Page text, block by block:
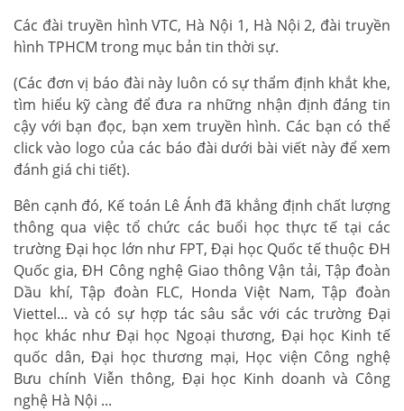
Các đài truyền hình VTC, Hà Nội 1, Hà Nội 2, đài truyền
hình TPHCM trong mục bản tin thời sự.
(Các đơn vị báo đài này luôn có sự thẩm định khắt khe,
tìm hiểu kỹ càng để đưa ra những nhận định đáng tin
cậy với bạn đọc, bạn xem truyền hình. Các bạn có thể
click vào logo của các báo đài dưới bài viết này để xem
đánh giá chi tiết).
Bên cạnh đó, Kế toán Lê Ánh đã khẳng định chất lượng
thông qua việc tổ chức các buổi học thực tế tại các
trường Đại học lớn như FPT, Đại học Quốc tế thuộc ĐH
Quốc gia, ĐH Công nghệ Giao thông Vận tải, Tập đoàn
Dầu khí, Tập đoàn FLC, Honda Việt Nam, Tập đoàn
Viettel... và có sự hợp tác sâu sắc với các trường Đại
học khác như Đại học Ngoại thương, Đại học Kinh tế
quốc dân, Đại học thương mại, Học viện Công nghệ
Bưu chính Viễn thông, Đại học Kinh doanh và Công
nghệ Hà Nội ...